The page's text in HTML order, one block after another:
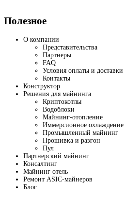
Полезное
О компании
Представительства
Партнеры
FAQ
Условия оплаты и доставки
Контакты
Конструктор
Решения для майнинга
Криптокотлы
Водоблоки
Майнинг-отопление
Иммерсионное охлаждение
Промышленный майнинг
Прошивка и разгон
Пул
Партнерский майнинг
Консалтинг
Майнинг отель
Ремонт ASIC-майнеров
Блог